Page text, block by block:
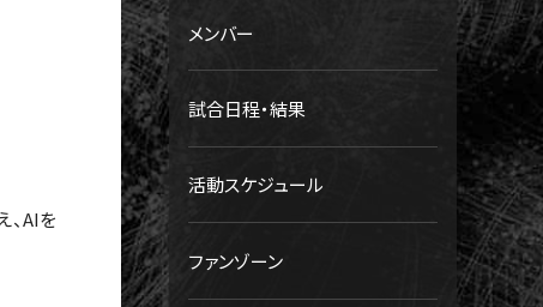
、AIを
メンバー
試合日程・結果
活動スケジュール
ファンゾーン